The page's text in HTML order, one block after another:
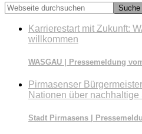
Webseite
durchsuchen
Karrierestart mit Zukunft:
willkommen
WASGAU | Pressemeldung
Pirmasenser
Nationen über
Stadt Pirmasens |